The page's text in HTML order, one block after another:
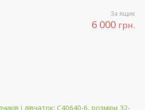
За ящик
6 000 грн.